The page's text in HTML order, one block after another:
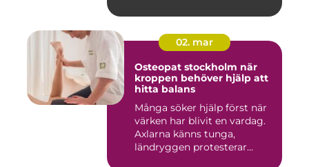
02. mar
Osteopat stockholm när
kroppen behöver hjälp att
hitta balans
Många söker hjälp först när
värken har blivit en vardag.
Axlarna känns tunga,
ländryggen protesterar...